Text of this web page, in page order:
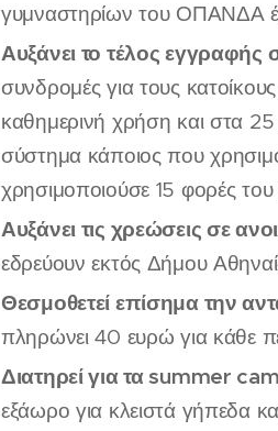
γυμναστηρίων του ΟΠΑΝΔΑ
Αυξάνει το τέλος
συνδρομές για τους
καθημερινή χρήση και στα 25
σύστημα κάποιος που
χρησιμοποιούσε 15 φορές
Αυξάνει τις χρεώσεις σε
εδρεύουν εκτός Δήμου
Θεσμοθετεί επίσημα την
πληρώνει 40 ευρώ για κάθε
Διατηρεί για ταsummer
εξάωρο για κλειστά γήπεδα